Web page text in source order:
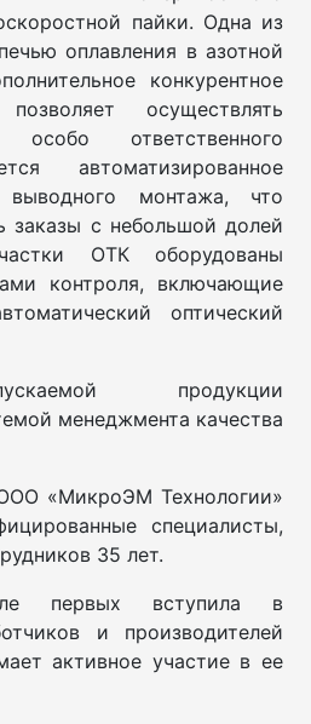
пайки. Одна из
оплавления в азотной
конкурентное
осуществлять
ответственного
автоматизированное
выводного монтажа, что
заказы с небольшой долей
ОТК оборудованы
контроля, включающие
оптический
продукции
менеджмента качества
«МикроЭМ Технологии»
специалисты,
35 лет.
первых вступила в
и производителей
активное участие в ее